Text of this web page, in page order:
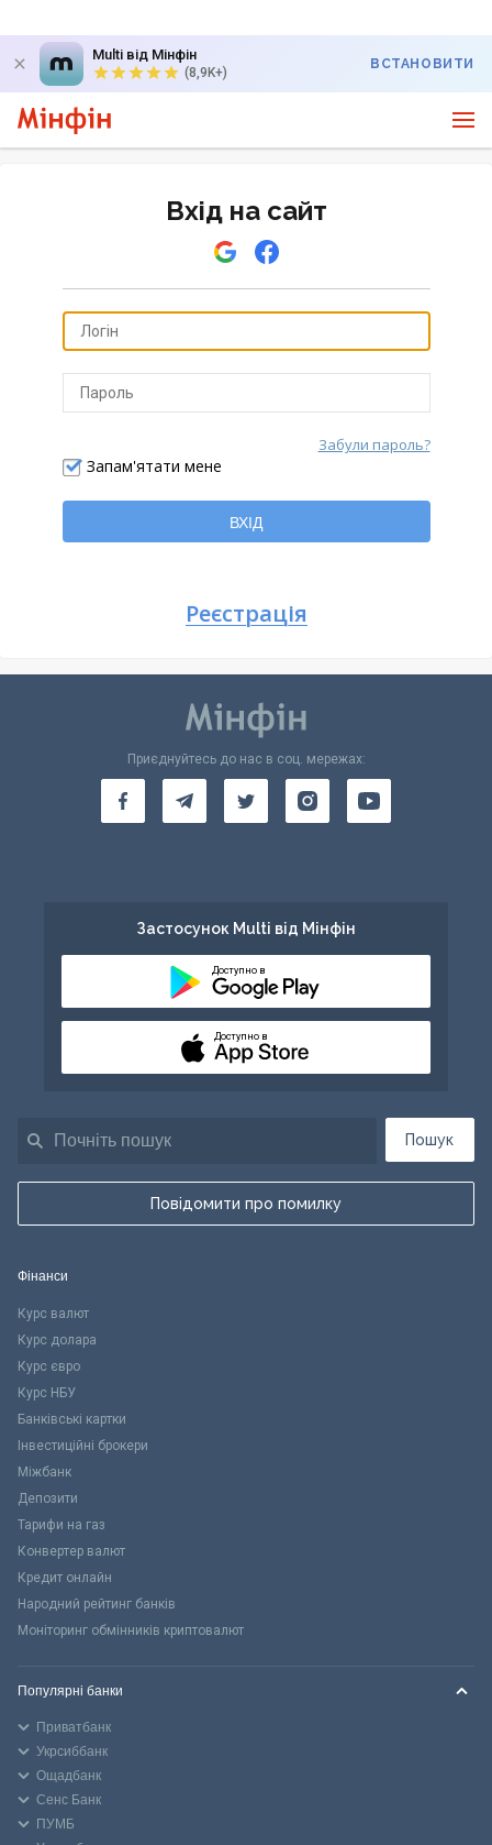
Multi від Мінфін
(8,9K+)
ВСТАНОВИТИ
Вхід на сайт
Запам'ятати мене
Забули пароль?
ВХІД
Реєстрація
Пошук
Повідомити про помилку
Приєднуйтесь до нас в соц. мережах:
Застосунок Multi від Мінфін
Доступно в
Доступно в
Фінанси
Курс валют
Курс долара
Курс євро
Курс НБУ
Банківські картки
Інвестиційні брокери
Міжбанк
Депозити
Тарифи на газ
Конвертер валют
Кредит онлайн
Народний рейтинг банків
Моніторинг обмінників криптовалют
Популярні банки
Приватбанк
Укрсиббанк
Ощадбанк
Сенс Банк
ПУМБ